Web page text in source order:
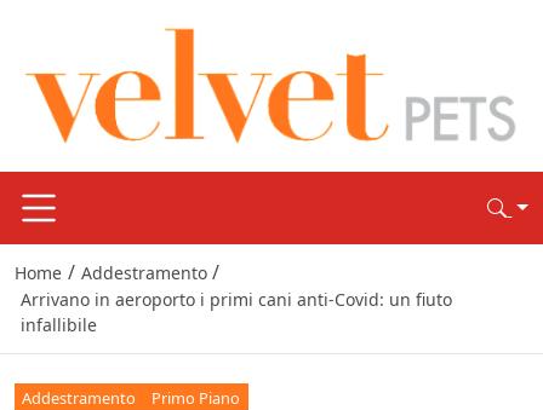
Home / Addestramento /
Arrivano in aeroporto i primi cani anti-Covid: un fiuto
infallibile
Addestramento Primo Piano